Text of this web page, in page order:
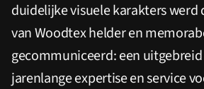
duidelijke visuele karakters
van Woodtex helder en
gecommuniceerd: een
jarenlange expertise en service